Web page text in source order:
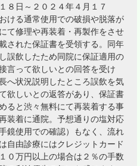
８日～２０２４年４月１７
ける通常使用での破損や脱落が
て修理や再装着・再製作をさせ
された保証書を受領する。同年
誤飲したため同院に保証適用の
言って欲しいとの回答を受け
へ状況説明したところ誤飲を気
欲しいとの返答があり、保証書
ると渋々無料にて再装着する事
装着に通院。予想通りの塩対応
鏡使用での確認）もなく、流れ
自由診療にはクレジットカード
０万円以上の場合は２％の手数